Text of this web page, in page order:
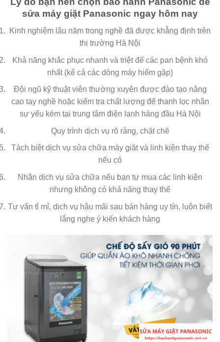
sửa máy giặt Panasonic ngay hôm nay
Kinh nghiệm lâu năm trong nghề đã được khẳng định trên
thị trường Hà Nội
Khả năng khắc phục nhanh và triệt để các pan bệnh khó
nhất (kể cả các dòng máy hiếm gặp)
Đội ngũ kỹ thuật viên thường xuyên được đào tạo nâng
cao tay nghề hoặc kiểm tra chất lượng để thanh lọc nhân
sự yếu kém tại trung tâm điện lạnh hàng đầu Hà Nội
Quy trình dịch vụ rõ ràng, chặt chẽ
Tách biệt dịch vụ sửa chữa máy giặt và linh kiện thay thế
nếu có
Nhận dịch vụ sửa chữa nếu bạn tự mua các linh kiện
nhưng không có khả năng thay thế
Tư vấn tỉ mỉ, dịch vụ hậu mãi sau bán hàng uy tín, luôn biết
lắng nghe ý kiến khách hàng